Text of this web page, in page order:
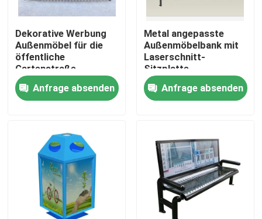
Qualitätskontrolle
Kontakt mit uns
Neuigkeiten
Bitte um ein Angebot
Metallbänke im Freien
Holzbänke im Freien
Dekorative Werbung
Außenmöbel für die
öffentliche
Gartenstraße
Anfrage absenden
Metal angepasste
Außenmöbelbank mit
Laserschnitt-
Sitzplatte
Anfrage absenden